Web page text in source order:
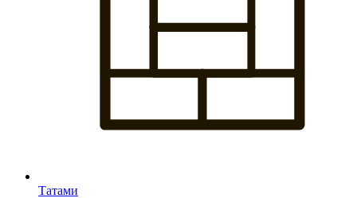
Татами